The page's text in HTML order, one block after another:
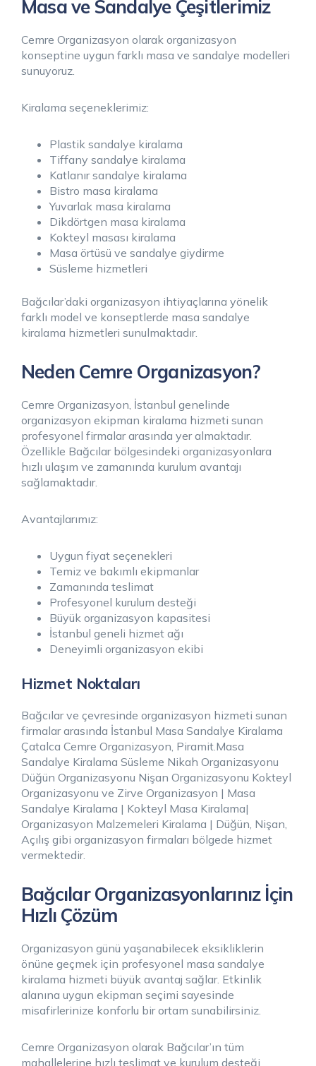
Masa ve Sandalye Çeşitlerimiz
Cemre Organizasyon olarak organizasyon
konseptine uygun farklı masa ve sandalye modelleri
sunuyoruz.
Kiralama seçeneklerimiz:
Plastik sandalye kiralama
Tiffany sandalye kiralama
Katlanır sandalye kiralama
Bistro masa kiralama
Yuvarlak masa kiralama
Dikdörtgen masa kiralama
Kokteyl masası kiralama
Masa örtüsü ve sandalye giydirme
Süsleme hizmetleri
Bağcılar’daki organizasyon ihtiyaçlarına yönelik
farklı model ve konseptlerde masa sandalye
kiralama hizmetleri sunulmaktadır.
Neden Cemre Organizasyon?
Cemre Organizasyon, İstanbul genelinde
organizasyon ekipman kiralama hizmeti sunan
profesyonel firmalar arasında yer almaktadır.
Özellikle Bağcılar bölgesindeki organizasyonlara
hızlı ulaşım ve zamanında kurulum avantajı
sağlamaktadır.
Avantajlarımız:
Uygun fiyat seçenekleri
Temiz ve bakımlı ekipmanlar
Zamanında teslimat
Profesyonel kurulum desteği
Büyük organizasyon kapasitesi
İstanbul geneli hizmet ağı
Deneyimli organizasyon ekibi
Hizmet Noktaları
Bağcılar ve çevresinde organizasyon hizmeti sunan
firmalar arasında İstanbul Masa Sandalye Kiralama
Çatalca Cemre Organizasyon, Piramit.Masa
Sandalye Kiralama Süsleme Nikah Organizasyonu
Düğün Organizasyonu Nişan Organizasyonu Kokteyl
Organizasyonu ve Zirve Organizasyon | Masa
Sandalye Kiralama | Kokteyl Masa Kiralama|
Organizasyon Malzemeleri Kiralama | Düğün, Nişan,
Açılış gibi organizasyon firmaları bölgede hizmet
vermektedir.
Bağcılar Organizasyonlarınız İçin
Hızlı Çözüm
Organizasyon günü yaşanabilecek eksikliklerin
önüne geçmek için profesyonel masa sandalye
kiralama hizmeti büyük avantaj sağlar. Etkinlik
alanına uygun ekipman seçimi sayesinde
misafirlerinize konforlu bir ortam sunabilirsiniz.
Cemre Organizasyon olarak Bağcılar’ın tüm
mahallelerine hızlı teslimat ve kurulum desteği